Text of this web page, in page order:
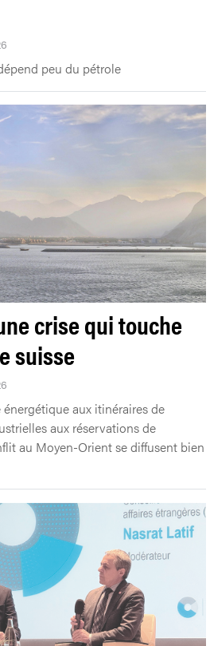
peu du pétrole
crise qui touche
suisse
énergétique aux itinéraires de
aux réservations de
au Moyen-Orient se diffusent bien